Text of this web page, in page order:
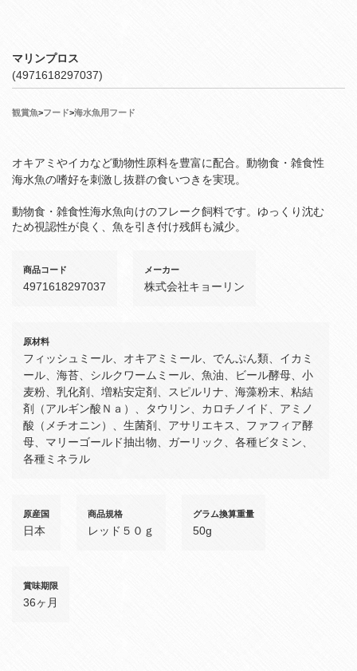
マリンプロス
(4971618297037)
観賞魚>フード>海水魚用フード
オキアミやイカなど動物性原料を豊富に配合。動物食・雑食性
海水魚の嗜好を刺激し抜群の食いつきを実現。
動物食・雑食性海水魚向けのフレーク飼料です。ゆっくり沈む
ため視認性が良く、魚を引き付け残餌も減少。
商品コード
4971618297037
メーカー
株式会社キョーリン
原材料
フィッシュミール、オキアミミール、でんぷん類、イカミ
ール、海苔、シルクワームミール、魚油、ビール酵母、小
麦粉、乳化剤、増粘安定剤、スピルリナ、海藻粉末、粘結
剤（アルギン酸Ｎａ）、タウリン、カロチノイド、アミノ
酸（メチオニン）、生菌剤、アサリエキス、ファフィア酵
母、マリーゴールド抽出物、ガーリック、各種ビタミン、
各種ミネラル
原産国
日本
商品規格
レッド５０ｇ
グラム換算重量
50g
賞味期限
36ヶ月